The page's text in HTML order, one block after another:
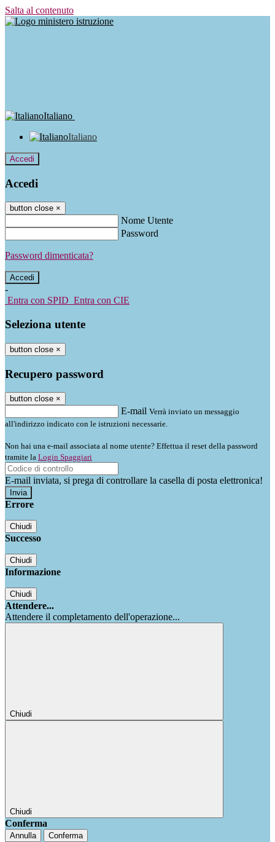
Salta al contenuto
Italiano
Italiano
Accedi
Accedi
button close ×
Nome Utente
Password
Password dimenticata?
-
Entra con SPID Entra con CIE
Seleziona utente
button close ×
Recupero password
button close ×
E-mail Verrà inviato un messaggio
all'indirizzo indicato con le istruzioni necessarie.
Non hai una e-mail associata al nome utente? Effettua il reset della password
tramite la Login Spaggiari
E-mail inviata, si prega di controllare la casella di posta elettronica!
Errore
Chiudi
Successo
Chiudi
Informazione
Chiudi
Attendere...
Attendere il completamento dell'operazione...
Chiudi
Chiudi
Conferma
Annulla Conferma